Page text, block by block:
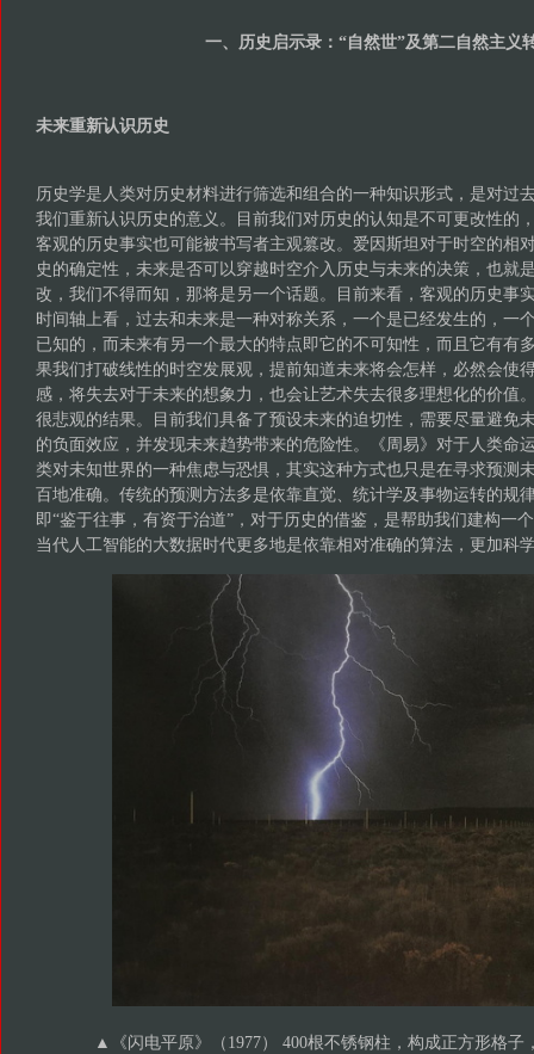
一、历史启示录：“自然世”及第二自然主义
未来重新认识历史
历史学是人类对历史材料进行筛选和组合的一种知识形式，是对过
我们重新认识历史的意义。目前我们对历史的认知是不可更改性的
客观的历史事实也可能被书写者主观篡改。爱因斯坦对于时空的相
史的确定性，未来是否可以穿越时空介入历史与未来的决策，也就
改，我们不得而知，那将是另一个话题。目前来看，客观的历史事
时间轴上看，过去和未来是一种对称关系，一个是已经发生的，一
已知的，而未来有另一个最大的特点即它的不可知性，而且它有有
果我们打破线性的时空发展观，提前知道未来将会怎样，必然会使
感，将失去对于未来的想象力，也会让艺术失去很多理想化的价值
很悲观的结果。目前我们具备了预设未来的迫切性，需要尽量避免
的负面效应，并发现未来趋势带来的危险性。《周易》对于人类命
类对未知世界的一种焦虑与恐惧，其实这种方式也只是在寻求预测
百地准确。传统的预测方法多是依靠直觉、统计学及事物运转的规
即“鉴于往事，有资于治道”，对于历史的借鉴，是帮助我们建构一
当代人工智能的大数据时代更多地是依靠相对准确的算法，更加科
▲《闪电平原》（1977） 400根不锈钢柱，构成正方形格子